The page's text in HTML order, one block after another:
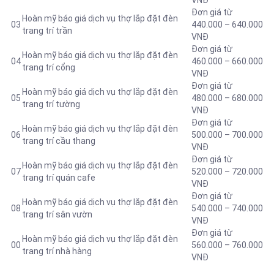
03
Hoàn mỹ báo giá dịch vụ thợ lắp đặt đèn
trang trí trần
Đơn giá từ
440.000 – 640.000
VNĐ
04
Hoàn mỹ báo giá dịch vụ thợ lắp đặt đèn
trang trí cổng
Đơn giá từ
460.000 – 660.000
VNĐ
05
Hoàn mỹ báo giá dịch vụ thợ lắp đặt đèn
trang trí tường
Đơn giá từ
480.000 – 680.000
VNĐ
06
Hoàn mỹ báo giá dịch vụ thợ lắp đặt đèn
trang trí cầu thang
Đơn giá từ
500.000 – 700.000
VNĐ
07
Hoàn mỹ báo giá dịch vụ thợ lắp đặt đèn
trang trí quán cafe
Đơn giá từ
520.000 – 720.000
VNĐ
08
Hoàn mỹ báo giá dịch vụ thợ lắp đặt đèn
trang trí sân vườn
Đơn giá từ
540.000 – 740.000
VNĐ
00
Hoàn mỹ báo giá dịch vụ thợ lắp đặt đèn
trang trí nhà hàng
Đơn giá từ
560.000 – 760.000
VNĐ